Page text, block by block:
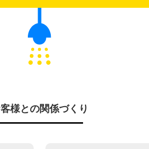
様との関係づくり